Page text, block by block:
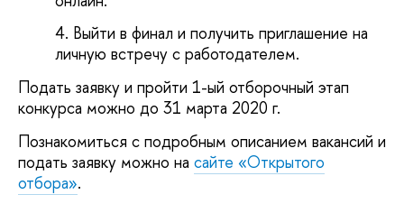
Выйти в финал и получить приглашение на
личную встречу с работодателем.
Подать заявку и пройти 1-ый отборочный этап
конкурса можно до 31 марта 2020 г.
Познакомиться с подробным описанием вакансий и
подать заявку можно на сайте «Открытого
отбора».